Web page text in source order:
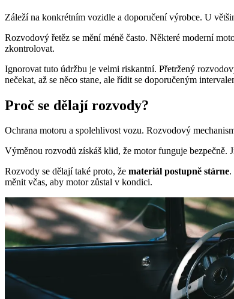
Záleží na konkrétním vozidle a doporučení výrobce. U
Rozvodový řetěz se mění méně často. Některé moderní
zkontrolovat.
Ignorovat tuto údržbu je velmi riskantní. Přetržený
nečekat, až se něco stane, ale řídit se doporučeným
Proč se dělají rozvody?
Ochrana motoru a spolehlivost vozu. Rozvodový
Výměnou rozvodů získáš klid, že motor funguje
Rozvody se dělají také proto, že materiál postupně stárne.
měnit včas, aby motor zůstal v kondici.